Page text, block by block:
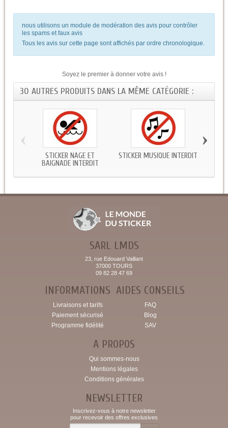
nous utilisons un module de modération des avis pour contrôler
les spams et faux avis
Tous les avis sur cette page sont affichés par ordre chronologique.
Soyez le premier à donner votre avis !
30 AUTRES PRODUITS DANS LA MÊME CATÉGORIE :
STICKER NAGE ET
BAIGNADE INTERDIT
STICKER MUSIQUE INTERDIT
‹ ›
SARL LMDS
23, rue Edouard Vaillant
37000 TOURS
09 82 28 47 69
INFORMATIONS
Livraisons et tarifs
Paiement sécurisé
Programme fidélité
AIDES CONSEILS
FAQ
Blog
SAV
A PROPOS
Qui sommes-nous
Mentions légales
Conditions générales
NEWSLETTER
Inscrivez-vous à notre newsletter
pour recevoir des offres exclusives